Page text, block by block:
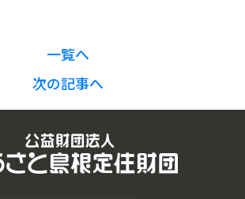
一覧へ
次の記事へ